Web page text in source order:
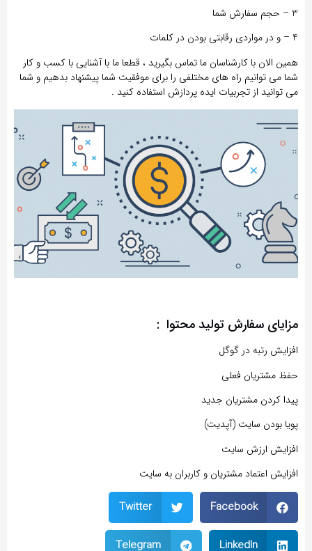
3 – حجم سفارش شما
4 – و در مواردی رقابتی بودن در کلمات
همین الان با کارشناسان ما تماس بگیرید ، قطعا ما با آشنایی با کسب و کار
شما می توانیم راه های مختلفی را برای موفقیت شما پیشنهاد بدهیم و شما
می توانید از تجربیات ایده پردازش استفاده کنید .
مزایای سفارش تولید محتوا :
افزایش رتبه در گوگل
حفظ مشتریان فعلی
پیدا کردن مشتریان جدید
پویا بودن سایت (آپدیت)
افزایش ارزش سایت
افزایش اعتماد مشتریان و کاربران به سایت
Facebook
Twitter
LinkedIn
Telegram